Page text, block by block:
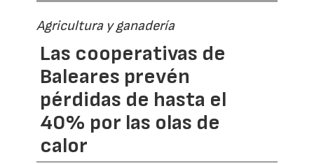
Agricultura y ganadería
Las cooperativas de
Baleares prevén
pérdidas de hasta el
40% por las olas de
calor